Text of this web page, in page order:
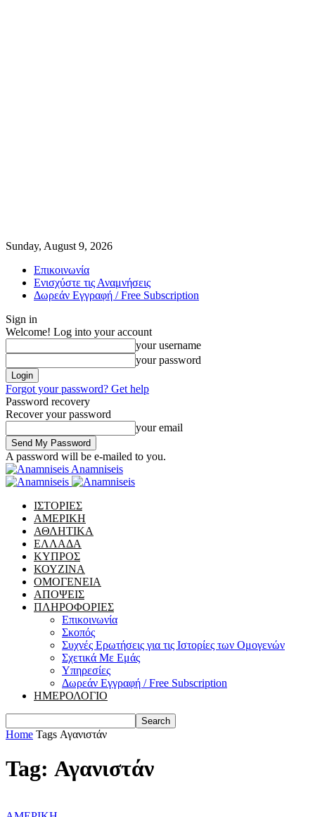
Sunday, August 9, 2026
Επικοινωνία
Ενισχύστε τις Αναμνήσεις
Δωρεάν Εγγραφή / Free Subscription
Sign in
Welcome! Log into your account
your username
your password
Forgot your password? Get help
Password recovery
Recover your password
your email
A password will be e-mailed to you.
Anamniseis
ΙΣΤΟΡΙΕΣ
ΑΜΕΡΙΚΗ
ΑΘΛΗΤΙΚΑ
ΕΛΛΑΔΑ
ΚΥΠΡΟΣ
ΚΟΥΖΙΝΑ
ΟΜΟΓΕΝΕΙΑ
ΑΠΟΨΕΙΣ
ΠΛΗΡΟΦΟΡΙΕΣ
Επικοινωνία
Σκοπός
Συχνές Ερωτήσεις για τις Ιστορίες των Ομογενών
Σχετικά Με Εμάς
Υπηρεσίες
Δωρεάν Εγγραφή / Free Subscription
ΗΜΕΡΟΛΟΓΙΟ
Home Tags Αγανιστάν
Tag: Αγανιστάν